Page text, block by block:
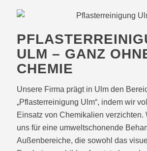
ULM – GANZ
CHEMIE
Unsere Firma prägt in Ulm den
„Pflasterreinigung Ulm“, indem wir
Einsatz von Chemikalien verzichten.
uns für eine umweltschonende
Außenbereiche, die sowohl das